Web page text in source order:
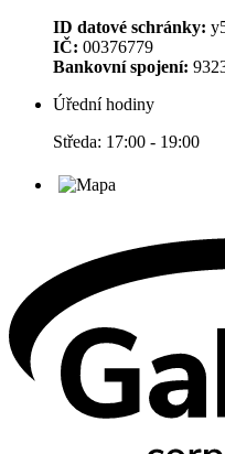
ID datové schránky:
IČ: 00376779
Bankovní spojení:
Úřední hodiny
Středa: 17:00 - 19:00